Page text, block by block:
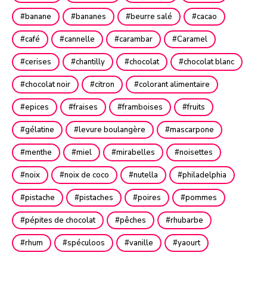
banane bananes beurre salé cacao
café cannelle carambar Caramel
cerises chantilly chocolat chocolat blanc
chocolat noir citron colorant alimentaire
epices fraises framboises fruits
gélatine levure boulangère mascarpone
menthe miel mirabelles noisettes
noix noix de coco nutella philadelphia
pistache pistaches poires pommes
pépites de chocolat pêches rhubarbe
rhum spéculoos vanille yaourt